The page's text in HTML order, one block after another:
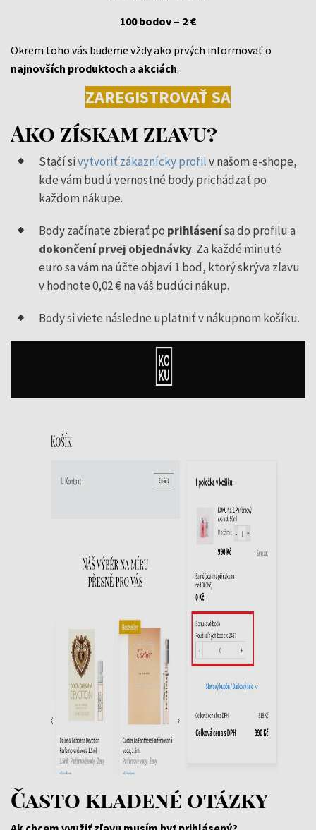
100 bodov = 2 €
Okrem toho vás budeme vždy ako prvých informovať o
najnovších produktoch a akciách.
ZAREGISTROVAŤ SA
Ako získam zľavu?
Stačí sivytvoriť zákaznícky profilv našom e-shope,
kde vám budú vernostné body prichádzať po
každom nákupe.
Body začínate zbierať po prihlásenísa do profilu a
dokončeníprvej objednávky. Za každé minuté
euro sa vám na účte objaví 1 bod, ktorý skrýva zľavu
v hodnote 0,02 € na váš budúci nákup.
Body si viete následne uplatniť v nákupnom košíku.
Často kladené otázky